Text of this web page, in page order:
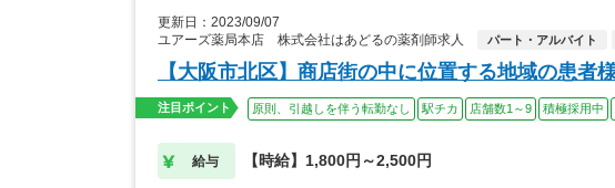
更新日：2023/09/07
ユアーズ薬局本店 株式会社はあどるの薬剤師求人
パート・アルバイト
【大阪市北区】商店街の中に位置する地域の患者
注目ポイント 原則、引越しを伴う転勤なし 駅チカ 店舗数1～9 積極採用中
給与 【時給】1,800円～2,500円